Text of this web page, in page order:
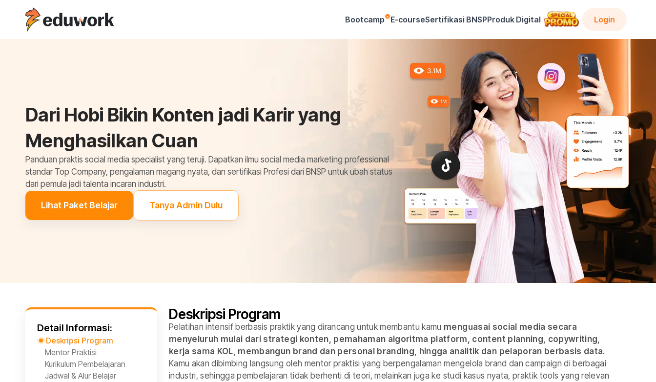
Bootcamp E-courseSertifikasi BNSPProduk Digital Login
Dari Hobi Bikin Konten jadi Karir yang
Menghasilkan Cuan
Panduan praktis social media specialist yang teruji. Dapatkan ilmu social media marketing professional
standar Top Company, pengalaman magang nyata, dan sertifikasi Profesi dari BNSP untuk ubah status
dari pemula jadi talenta incaran industri.
Lihat Paket Belajar Tanya Admin Dulu
Detail Informasi:
Deskripsi Program
Mentor Praktisi
Kurikulum Pembelajaran
Jadwal & Alur Belajar
Deskripsi Program
Pelatihan intensif berbasis praktik yang dirancang untuk membantu kamu menguasai social media secara
menyeluruh mulai dari strategi konten, pemahaman algoritma platform, content planning, copywriting,
kerja sama KOL, membangun brand dan personal branding, hingga analitik dan pelaporan berbasis data.
Kamu akan dibimbing langsung oleh mentor praktisi yang berpengalaman mengelola brand dan campaign di berbagai
industri, sehingga pembelajaran tidak berhenti di teori, melainkan juga ke studi kasus nyata, praktik tools yang relevan